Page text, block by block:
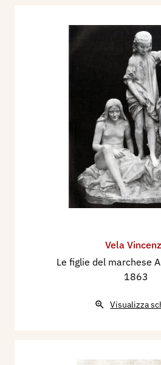
Vela
Le figlie del marchese
1863
Visualizza